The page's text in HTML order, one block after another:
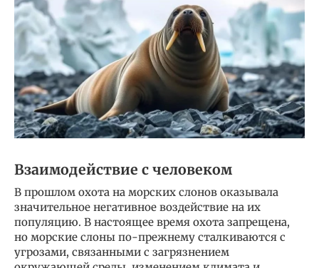
Взаимодействие с человеком
В прошлом охота на морских слонов оказывала
значительное негативное воздействие на их
популяцию. В настоящее время охота запрещена,
но морские слоны по-прежнему сталкиваются с
угрозами, связанными с загрязнением